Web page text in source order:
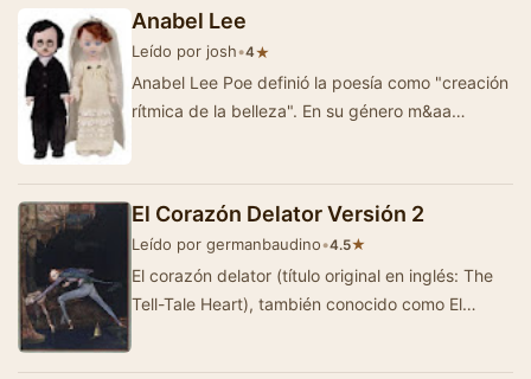
acto…
Anabel Lee
Leído por josh•4★
Anabel Lee Poe definió la poesía como "creación
rítmica de la belleza". En su género m&aa…
El Corazón Delator Versión 2
Leído por germanbaudino•4.5★
El corazón delator (título original en inglés: The
Tell-Tale Heart), también conocido como El